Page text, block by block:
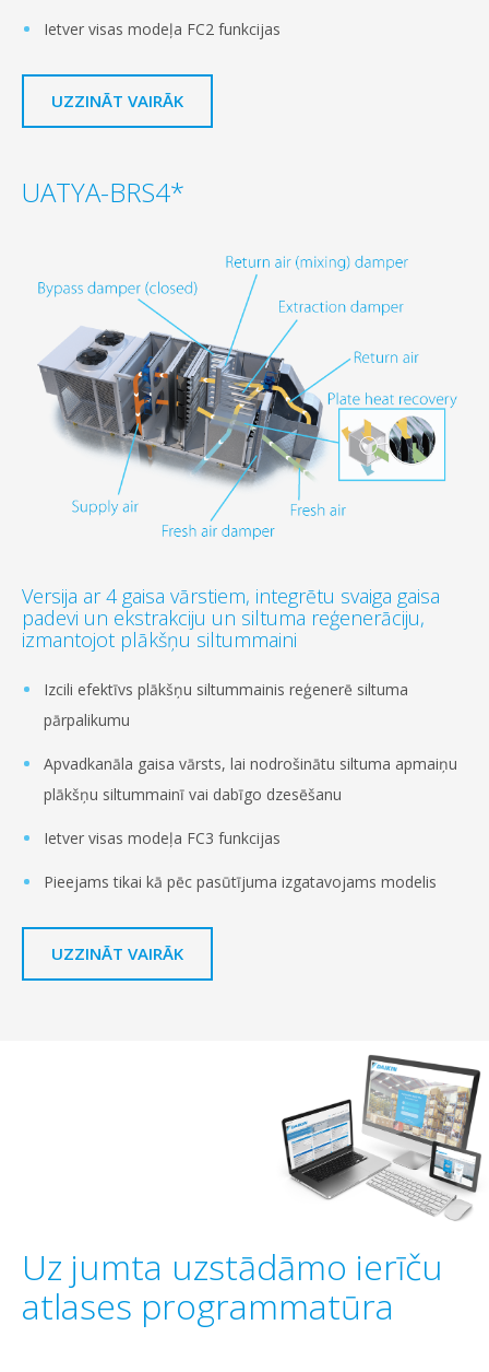
Ietver visas modeļa FC2 funkcijas
UZZINĀT VAIRĀK
UATYA-BRS4*
Versija ar 4 gaisa vārstiem, integrētu svaiga gaisa
padevi un ekstrakciju un siltuma reģenerāciju,
izmantojot plākšņu siltummaini
Izcili efektīvs plākšņu siltummainis reģenerē siltuma
pārpalikumu
Apvadkanāla gaisa vārsts, lai nodrošinātu siltuma apmaiņu
plākšņu siltummainī vai dabīgo dzesēšanu
Ietver visas modeļa FC3 funkcijas
Pieejams tikai kā pēc pasūtījuma izgatavojams modelis
UZZINĀT VAIRĀK
Uz jumta uzstādāmo ierīču
atlases programmatūra